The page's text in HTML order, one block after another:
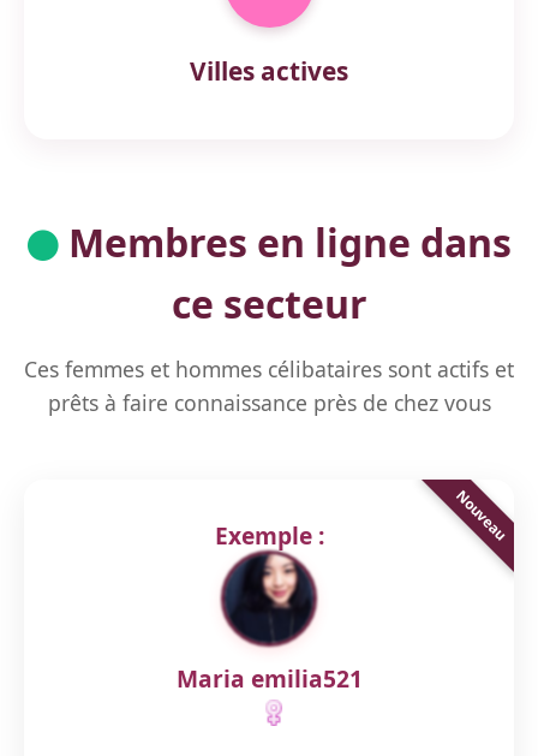
Villes actives
Membres en ligne dans
ce secteur
Ces femmes et hommes célibataires sont actifs et
prêts à faire connaissance près de chez vous
Exemple :
Maria emilia521